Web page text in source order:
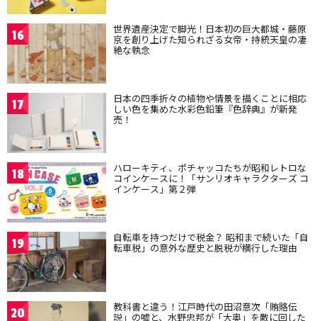
16 世界遺産決定で脚光！日本初の巨大都城・藤原
京を創り上げた知られざる女帝・持統天皇の凄
絶な執念
17 日本の四季折々の植物や情景を描くことに相応
しい色を集めた水彩色鉛筆『色辞典』が新発
売！
18 ハローキティ、ポチャッコたちが昭和レトロな
コインケースに！「サンリオキャラクターズ コ
インケース」第２弾
19 自転車を持つだけで税金？ 昭和まで続いた「自
転車税」の意外な歴史と脱税が横行した理由
20 教科書と違う！江戸時代の田沼意次「賄賂伝
説」の嘘と、水野忠邦が「大奥」を敵に回した